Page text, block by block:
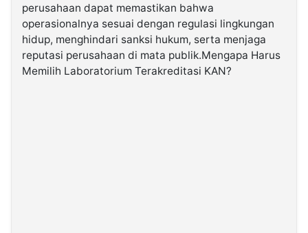
perusahaan dapat memastikan bahwa
operasionalnya sesuai dengan regulasi lingkungan
hidup, menghindari sanksi hukum, serta menjaga
reputasi perusahaan di mata publik.Mengapa Harus
Memilih Laboratorium Terakreditasi KAN?